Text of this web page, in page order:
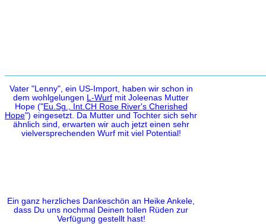
Vater "Lenny", ein US-Import, haben wir schon in
dem wohlgelungen L-Wurf mit Joleenas Mutter
Hope ("Eu.Sg., Int.CH Rose River's Cherished
Hope") eingesetzt. Da Mutter und Tochter sich sehr
ähnlich sind, erwarten wir auch jetzt einen sehr
vielversprechenden Wurf mit viel Potential!
Ein ganz herzliches Dankeschön an Heike Ankele,
dass Du uns nochmal Deinen tollen Rüden zur
Verfügung gestellt hast!